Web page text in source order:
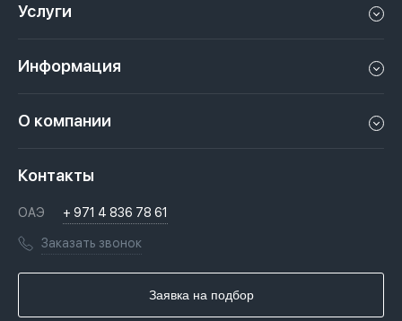
Апартаменты в Дубае
Пентхаус в Дубае
Услуги
Сдать недвижимость в Дубае, ОАЭ
Недвижимость за криптовалюту в Дубае
Переезд в Дубай, ОАЭ
Гражданство ОАЭ
Информация
Законы
Вопросы и ответы
Книги
Инфографика
О компании
Лицензии
Агентство недвижимости
Контакты
ОАЭ + 971 4 836 78 61
Заказать звонок
Заявка на подбор